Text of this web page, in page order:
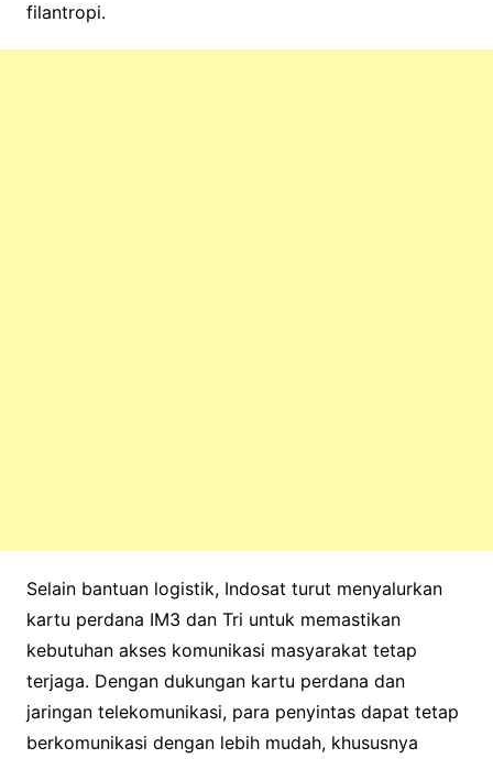
filantropi.
Selain bantuan logistik, Indosat turut menyalurkan
kartu perdana IM3 dan Tri untuk memastikan
kebutuhan akses komunikasi masyarakat tetap
terjaga. Dengan dukungan kartu perdana dan
jaringan telekomunikasi, para penyintas dapat tetap
berkomunikasi dengan lebih mudah, khususnya